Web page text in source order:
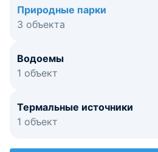
Природные парки
3 объекта
Водоемы
1 объект
Термальные источники
1 объект